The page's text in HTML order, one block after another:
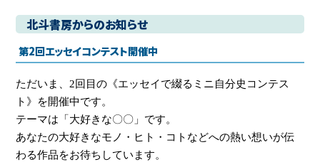
北斗書房からのお知らせ
第2回エッセイコンテスト開催中
ただいま、2回目の《エッセイで綴るミニ自分史コンテス
ト》を開催中です。
テーマは「大好きな〇〇」です。
あなたの大好きなモノ・ヒト・コトなどへの熱い想いが伝
わる作品をお待ちしています。